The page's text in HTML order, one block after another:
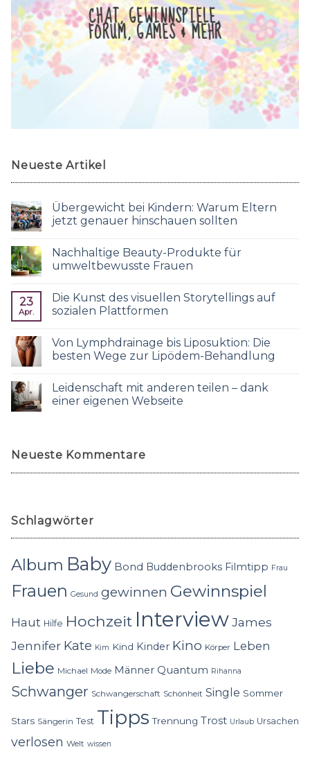
CHAT, GEWINNSPIELE,
FORUM, GAMES & MEHR
Neueste Artikel
Übergewicht bei Kindern: Warum Eltern
jetzt genauer hinschauen sollten
Nachhaltige Beauty-Produkte für
umweltbewusste Frauen
23
Apr.
Die Kunst des visuellen Storytellings auf
sozialen Plattformen
Von Lymphdrainage bis Liposuktion: Die
besten Wege zur Lipödem-Behandlung
Leidenschaft mit anderen teilen – dank
einer eigenen Webseite
Neueste Kommentare
Schlagwörter
Album Baby Bond Buddenbrooks Filmtipp Frau
Frauen Gesund gewinnen Gewinnspiel
Haut Hilfe Hochzeit InterviewJames
Jennifer Kate Kim Kind Kinder Kino Körper Leben
Liebe Michael Mode Männer Quantum Rihanna
Schwanger Schwangerschaft Schönheit Single Sommer
Stars Sängerin Test Tipps Trennung Trost Urlaub Ursachen
verlosen Welt wissen